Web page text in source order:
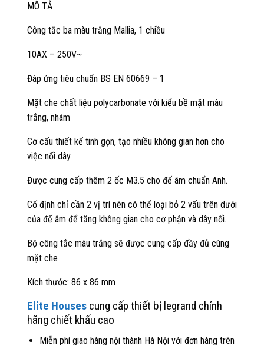
MÔ TẢ
Công tắc ba màu trắng Mallia, 1 chiều
10AX – 250V~
Đáp ứng tiêu chuẩn BS EN 60669 – 1
Mặt che chất liệu polycarbonate với kiểu bề mặt màu
trắng, nhám
Cơ cấu thiết kế tinh gọn, tạo nhiều không gian hơn cho
việc nối dây
Được cung cấp thêm 2 ốc M3.5 cho đế âm chuẩn Anh.
Cố định chỉ cần 2 vị trí nên có thể loại bỏ 2 vấu trên dưới
của đế âm để tăng không gian cho cơ phận và dây nối.
Bộ công tắc màu trắng sẽ được cung cấp đầy đủ cùng
mặt che
Kích thước: 86 x 86 mm
Elite Houses cung cấp thiết bị legrand chính
hãng chiết khấu cao
Miễn phí giao hàng nội thành Hà Nội với đơn hàng trên